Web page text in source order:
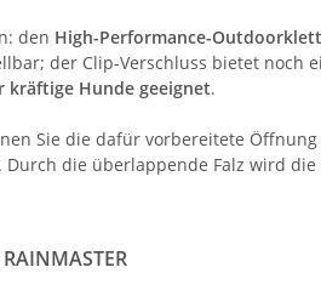
den High-Performance-Outdoorklett
der Clip-Verschluss bietet noch
kräftige Hunde geeignet.
Sie die dafür vorbereitete
Durch die überlappende Falz wird